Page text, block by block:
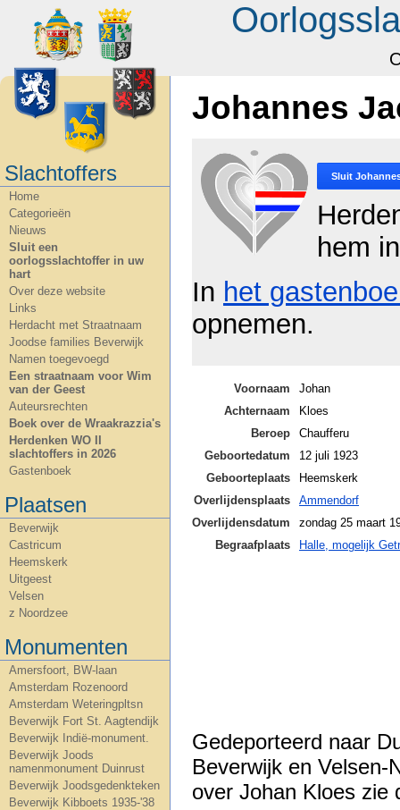
Slachtoffers
Home
Categorieën
Nieuws
Sluit een
oorlogsslachtoffer in uw
hart
Over deze website
Links
Herdacht met Straatnaam
Joodse families Beverwijk
Namen toegevoegd
Een straatnaam voor Wim
van der Geest
Auteursrechten
Boek over de Wraakrazzia's
Herdenken WO II
slachtoffers in 2026
Gastenboek
Plaatsen
Beverwijk
Castricum
Heemskerk
Uitgeest
Velsen
z Noordzee
Monumenten
Amersfoort, BW-laan
Amsterdam Rozenoord
Amsterdam Weteringpltsn
Beverwijk Fort St. Aagtendijk
Beverwijk Indië-monument.
Beverwijk Joods
namenmonument Duinrust
Beverwijk Joodsgedenkteken
Beverwijk Kibboets 1935-'38
Johannes
Sluit
hem
In het
opnemen.
Voornaam
Johan
Achternaam
Kloes
Beroep
Chaufferu
Geboortedatum
12 juli 1923
Geboorteplaats
Heemskerk
Overlijdensplaats
Ammendorf
Overlijdensdatum
zondag 25 maart
Begraafplaats
Halle, mogelijk
Gedeporteerd naar
Beverwijk en Velsen-
over Johan Kloes